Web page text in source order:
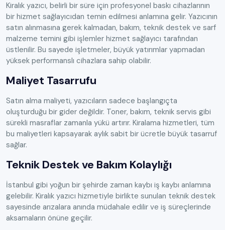
Kiralık yazıcı, belirli bir süre için profesyonel baskı cihazlarının
bir hizmet sağlayıcıdan temin edilmesi anlamına gelir. Yazıcının
satın alınmasına gerek kalmadan, bakım, teknik destek ve sarf
malzeme temini gibi işlemler hizmet sağlayıcı tarafından
üstlenilir. Bu sayede işletmeler, büyük yatırımlar yapmadan
yüksek performanslı cihazlara sahip olabilir.
Maliyet Tasarrufu
Satın alma maliyeti, yazıcıların sadece başlangıçta
oluşturduğu bir gider değildir. Toner, bakım, teknik servis gibi
sürekli masraflar zamanla yükü artırır. Kiralama hizmetleri, tüm
bu maliyetleri kapsayarak aylık sabit bir ücretle büyük tasarruf
sağlar.
Teknik Destek ve Bakım Kolaylığı
İstanbul gibi yoğun bir şehirde zaman kaybı iş kaybı anlamına
gelebilir. Kiralık yazıcı hizmetiyle birlikte sunulan teknik destek
sayesinde arızalara anında müdahale edilir ve iş süreçlerinde
aksamaların önüne geçilir.